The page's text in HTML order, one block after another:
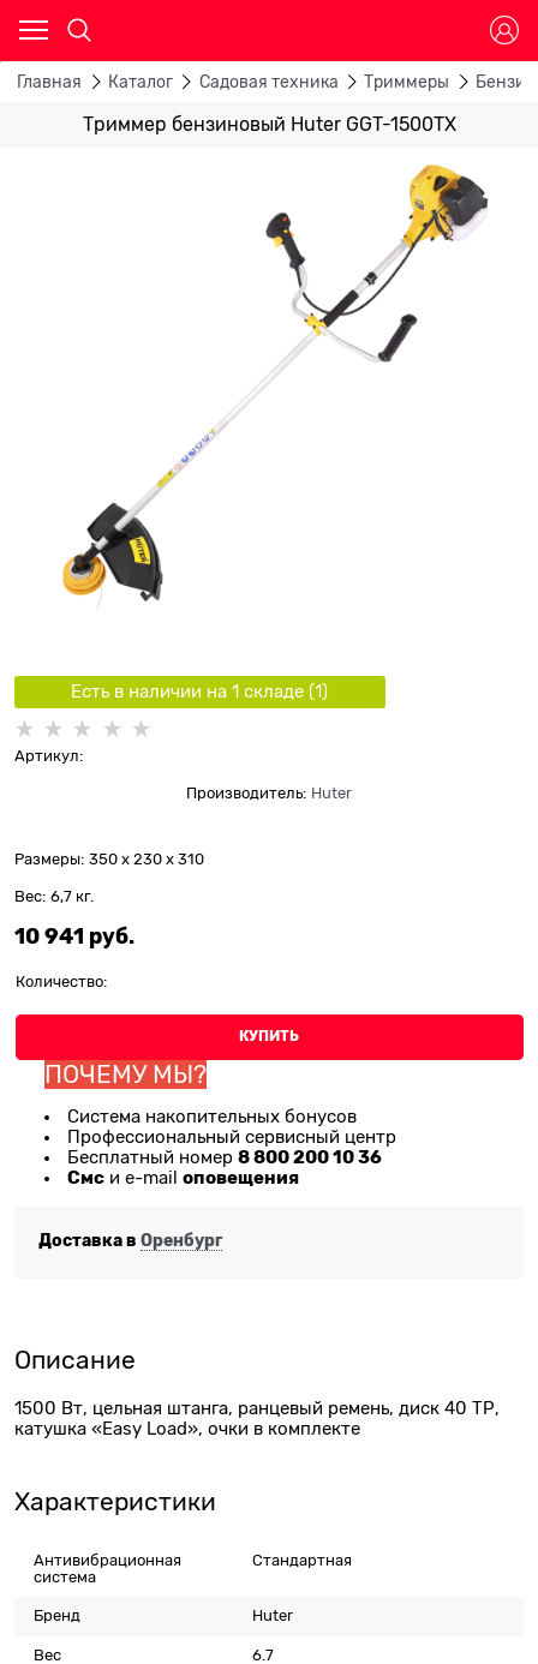
Главная Каталог Садовая техника Триммеры
Триммер бензиновый Huter GGT-1500TX
Есть в наличии на 1 складe (1)
Артикул:
Производитель: Huter
Размеры: 350 x 230 x 310
Вес: 6,7 кг.
10 941 руб.
Количество:
КУПИТЬ
ПОЧЕМУ МЫ?
Система накопительных бонусов
Профессиональный сервисный центр
Бесплатный номер 8 800 200 10 36
Смс и e-mail оповещения
Доставка в Оренбург
Описание
1500 Вт, цельная штанга, ранцевый ремень, диск 40 ТР,
катушка «Easy Load», очки в комплекте
Характеристики
Антивибрационная
система
Стандартная
Бренд Huter
Вес 6.7